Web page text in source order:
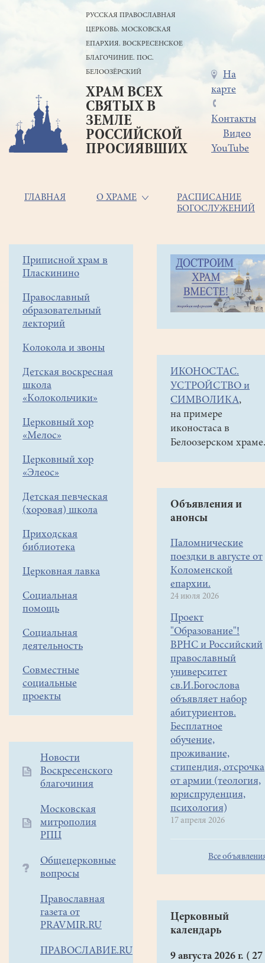
РУССКАЯ ПРАВОСЛАВНАЯ
ЦЕРКОВЬ. МОСКОВСКАЯ
ЕПАРХИЯ. ВОСКРЕСЕНСКОЕ
БЛАГОЧИНИЕ. ПОС.
БЕЛООЗЁРСКИЙ
ХРАМ ВСЕХ
СВЯТЫХ В
ЗЕМЛЕ
РОССИЙСКОЙ
ПРОСИЯВШИХ
Меню
в
шапке
На
карте
Контакты
Видео
YouTube
Основная
ГЛАВНАЯ О ХРАМЕ
РАСПИСАНИЕ
БОГОСЛУЖЕНИЙ
Боковое
меню
Приписной храм в
Пласкинино
Православный
образовательный
лекторий
Колокола и звоны
Детская воскресная
школа
«Колокольчики»
Церковный хор
«Мелос»
Церковный хор
«Элеос»
Детская певческая
(хоровая) школа
Приходская
библиотека
Церковная лавка
Социальная
помощь
Социальная
деятельность
Совместные
социальные
проекты
Дополнительное
меню
Новости
Воскресенского
благочиния
Московская
митрополия
РПЦ
Общецерковные
вопросы
Православная
газета от
PRAVMIR.RU
ПРАВОСЛАВИЕ.RU
Наши
новости
ИКОНОСТАС.
УСТРОЙСТВО и
СИМВОЛИКА,
на примере
иконостаса в
Белоозерском храме.
Объявления и
анонсы
Паломнические
поездки в августе от
Коломенской
епархии.
24 июля 2026
Проект
"Образование"!
ВРНС и Российский
православный
университет
св.И.Богослова
объявляет набор
абитуриентов.
Бесплатное
обучение,
проживание,
стипендия, отсрочка
от армии (теология,
юриспруденция,
психология)
17 апреля 2026
Все
Церковный
календарь
9 августа 2026 г. ( 27